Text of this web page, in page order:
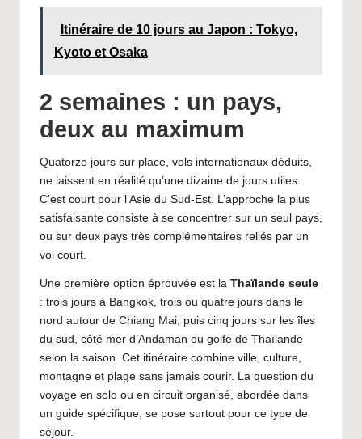
Itinéraire de 10 jours au Japon : Tokyo,
Kyoto et Osaka
2 semaines : un pays,
deux au maximum
Quatorze jours sur place, vols internationaux déduits,
ne laissent en réalité qu’une dizaine de jours utiles.
C’est court pour l’Asie du Sud-Est. L’approche la plus
satisfaisante consiste à se concentrer sur un seul pays,
ou sur deux pays très complémentaires reliés par un
vol court.
Une première option éprouvée est la Thaïlande seule
: trois jours à Bangkok, trois ou quatre jours dans le
nord autour de Chiang Mai, puis cinq jours sur les îles
du sud, côté mer d’Andaman ou golfe de Thaïlande
selon la saison. Cet itinéraire combine ville, culture,
montagne et plage sans jamais courir. La question du
voyage en solo ou en circuit organisé, abordée dans
un guide spécifique , se pose surtout pour ce type de
séjour.